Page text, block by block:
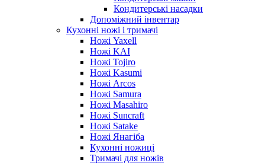
Кондитерські насадки
Допоміжний інвентар
Кухонні ножі і тримачі
Ножі Yaxell
Ножі KAI
Ножі Tojiro
Ножі Kasumi
Ножі Arcos
Ножі Samura
Ножі Masahiro
Ножі Suncraft
Ножі Satake
Ножі Янагіба
Кухонні ножиці
Тримачі для ножів